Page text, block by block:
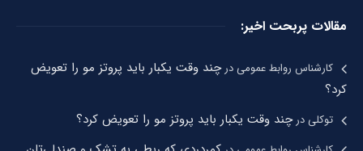
مقالات پربحت اخیر:
کارشناس روابط عمومیدرچند وقت یکبار باید پروتز مو را تعویض
کرد؟
توکلیدرچند وقت یکبار باید پروتز مو را تعویض کرد؟